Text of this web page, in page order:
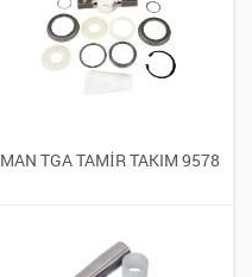
MAN TGA TAMİR TAKIM 9578